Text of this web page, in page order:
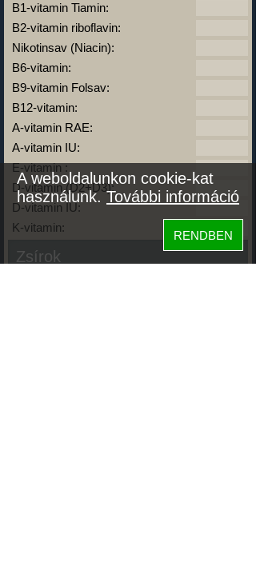
B1-vitamin Tiamin:
B2-vitamin riboflavin:
Nikotinsav (Niacin):
B6-vitamin:
B9-vitamin Folsav:
B12-vitamin:
A-vitamin RAE:
A-vitamin IU:
E-vitamin :
D-vitamin (D2+D3):
D-vitamin IU:
K-vitamin:
Zsírok
A weboldalunkon cookie-kat
használunk.További információ
RENDBEN